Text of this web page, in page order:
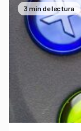
3 min de lectura